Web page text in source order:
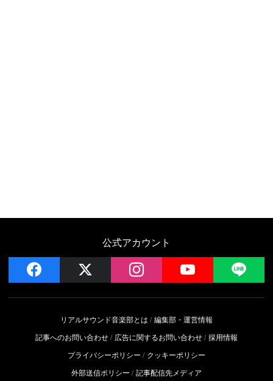
公式アカウント
facebook instagram YouTube
リアルサウンド音楽部とは
編集部・運営情報
記事へのお問い合わせ
広告に関するお問い合わせ 採用情報
プライバシーポリシー
クッキーポリシー
外部送信ポリシー
記事配信先メディア